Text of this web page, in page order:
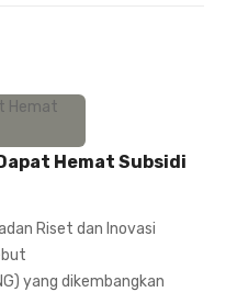
Hemat Subsidi
Riset dan Inovasi
yang dikembangkan